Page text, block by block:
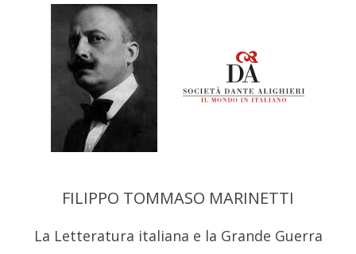
FILIPPO TOMMASO MARINETTI
La Letteratura italiana e la Grande Guerra